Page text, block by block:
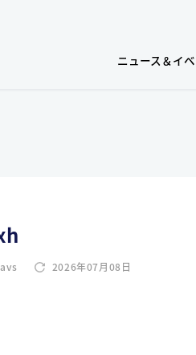
ニュース＆イ
2026年07月08日